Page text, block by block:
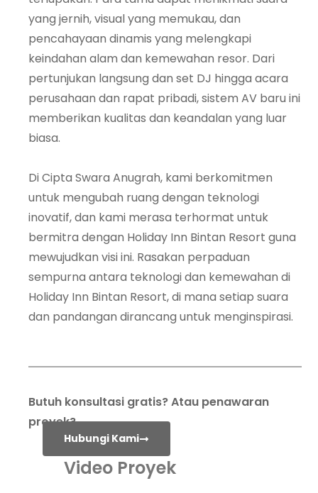
yang jernih, visual yang memukau, dan
pencahayaan dinamis yang melengkapi
keindahan alam dan kemewahan resor. Dari
pertunjukan langsung dan set DJ hingga acara
perusahaan dan rapat pribadi, sistem AV baru ini
memberikan kualitas dan keandalan yang luar
biasa.
Di Cipta Swara Anugrah, kami berkomitmen
untuk mengubah ruang dengan teknologi
inovatif, dan kami merasa terhormat untuk
bermitra dengan Holiday Inn Bintan Resort guna
mewujudkan visi ini. Rasakan perpaduan
sempurna antara teknologi dan kemewahan di
Holiday Inn Bintan Resort, di mana setiap suara
dan pandangan dirancang untuk menginspirasi.
Butuh konsultasi gratis? Atau penawaran
proyek?
Hubungi Kami
Video Proyek